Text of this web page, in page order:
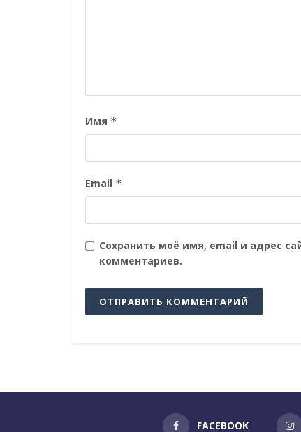
Имя *
Email *
Сохранить моё имя, email и адрес
комментариев.
FACEBOOK